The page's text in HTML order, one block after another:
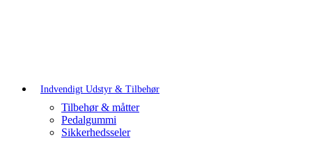
Indvendigt Udstyr & Tilbehør
Tilbehør & måtter
Pedalgummi
Sikkerhedsseler